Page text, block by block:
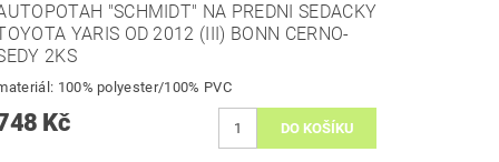
"SCHMIDT" NA PREDNI SEDACKY
YARIS OD 2012 (III) BONN CERNO-
2KS
100% polyester/100% PVC
Kč